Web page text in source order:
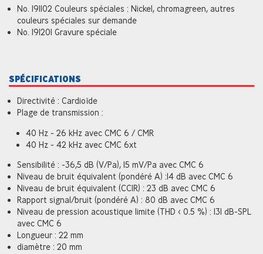
No. 191102 Couleurs spéciales : Nickel, chromagreen, autres
couleurs spéciales sur demande
No. 191201 Gravure spéciale
SPÉCIFICATIONS
Directivité : Cardioïde
Plage de transmission :
40 Hz - 26 kHz avec CMC 6 / CMR
40 Hz - 42 kHz avec CMC 6xt
Sensibilité : -36,5 dB (V/Pa), 15 mV/Pa avec CMC 6
Niveau de bruit équivalent (pondéré A) :14 dB avec CMC 6
Niveau de bruit équivalent (CCIR) : 23 dB avec CMC 6
Rapport signal/bruit (pondéré A) : 80 dB avec CMC 6
Niveau de pression acoustique limite (THD < 0.5 %) : 131 dB-SPL
avec CMC 6
Longueur : 22 mm
diamètre : 20 mm